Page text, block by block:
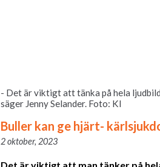
- Det är viktigt att tänka på hela
säger Jenny Selander. Foto: KI
Buller kan ge hjärt-
2 oktober, 2023